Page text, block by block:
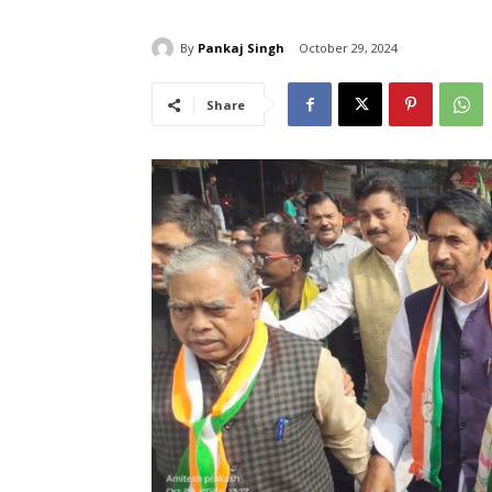
By Pankaj Singh October 29, 2024
Share